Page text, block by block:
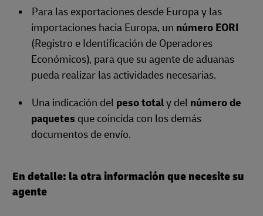
Para las exportaciones desde Europa y las
importaciones hacia Europa, un número EORI
(Registro e Identificación de Operadores
Económicos), para que su agente de aduanas
pueda realizar las actividades necesarias.
Una indicación del peso totaly del número de
paquetes que coincida con los demás
documentos de envío.
En detalle: la otra información que necesite su
agente